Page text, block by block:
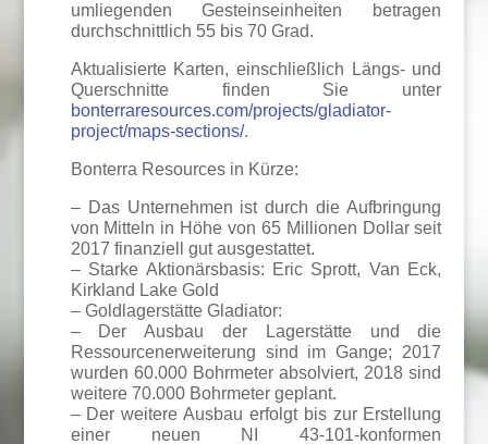
umliegenden Gesteinseinheiten betragen
durchschnittlich 55 bis 70 Grad.
Aktualisierte Karten, einschließlich Längs- und
Querschnitte finden Sie unter
bonterraresources.com/projects/gladiator-
project/maps-sections/.
Bonterra Resources in Kürze:
– Das Unternehmen ist durch die Aufbringung
von Mitteln in Höhe von 65 Millionen Dollar seit
2017 finanziell gut ausgestattet.
– Starke Aktionärsbasis: Eric Sprott, Van Eck,
Kirkland Lake Gold
– Goldlagerstätte Gladiator:
– Der Ausbau der Lagerstätte und die
Ressourcenerweiterung sind im Gange; 2017
wurden 60.000 Bohrmeter absolviert, 2018 sind
weitere 70.000 Bohrmeter geplant.
– Der weitere Ausbau erfolgt bis zur Erstellung
einer neuen NI 43-101-konformen